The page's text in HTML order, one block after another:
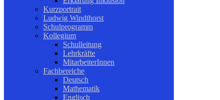
Kurzportrait
Ludwig Windthorst
Schulprogramm
Kollegium
Schulleitung
Lehrkräfte
MitarbeiterInnen
Fachbereiche
Deutsch
Mathematik
Englisch